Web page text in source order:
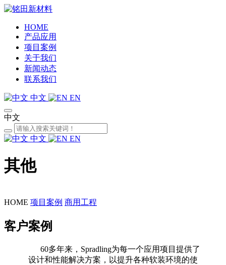
HOME
产品应用
项目案例
关于我们
新闻动态
联系我们
中文 EN
中文
中文 EN
其他
HOME 项目案例 商用工程
客户案例
60多年来，Spradling为每一个应用项目提供了
设计和性能解决方案，以提升各种软装环境的使